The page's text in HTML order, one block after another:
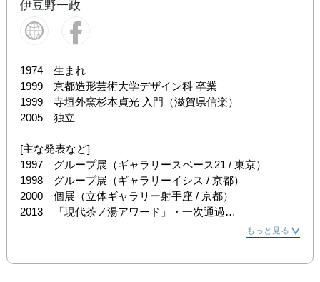
伊豆野一政
1974　生まれ
1999　京都造形芸術大学デザイン科 卒業
1999　寺垣外窯杉本貞光 入門（滋賀県信楽）
2005　独立
[主な発表など]
1997　グループ展（ギャラリースペース21 / 東京）
1998　グループ展（ギャラリーイシス / 京都）
2000　個展（立体ギャラリー射手座 / 京都）
2013　「現代茶ノ湯アワード」・一次通過
もっと見る